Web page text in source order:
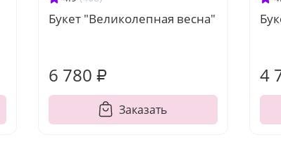
Букет "Великолепная весна"
6 780 ₽
Заказать
4